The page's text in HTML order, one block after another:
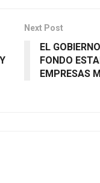
Next Post
EL
FONDO
EMPRESAS